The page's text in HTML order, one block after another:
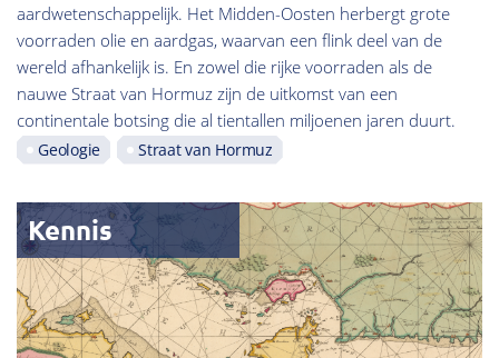
aardwetenschappelijk. Het Midden-Oosten herbergt grote
voorraden olie en aardgas, waarvan een flink deel van de
wereld afhankelijk is. En zowel die rijke voorraden als de
nauwe Straat van Hormuz zijn de uitkomst van een
continentale botsing die al tientallen miljoenen jaren duurt.
Geologie Straat van Hormuz
Kennis